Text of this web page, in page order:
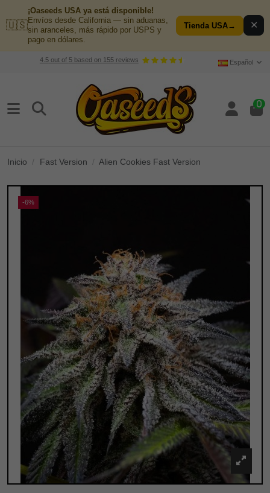
🇺🇸
¡Oaseeds USA ya está disponible!
Envíos desde California — sin aduanas,
sin aranceles, más rápido por USPS y
pago en dólares.
Tienda USA→ ✕
4.5out of 5based on 155reviews Español
0
Inicio Fast Version Alien Cookies Fast Version
-6%